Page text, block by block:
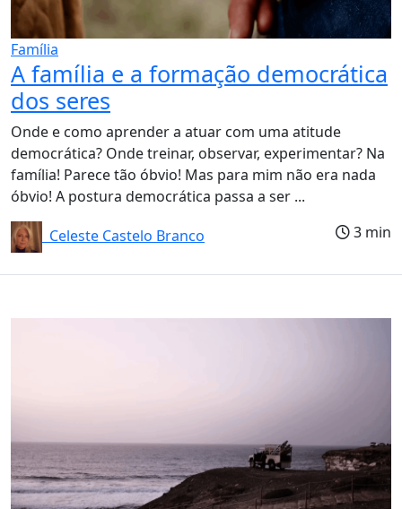
Família
A família e a formação democrática
dos seres
Onde e como aprender a atuar com uma atitude
democrática? Onde treinar, observar, experimentar? Na
família! Parece tão óbvio! Mas para mim não era nada
óbvio! A postura democrática passa a ser ...
Celeste Castelo Branco
3 min